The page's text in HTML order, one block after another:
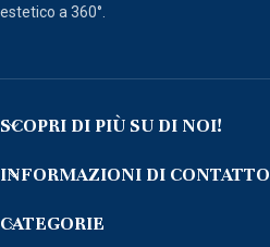
estetico a 360°.
SCOPRI DI PIÙ SU DI NOI!
INFORMAZIONI DI CONTATTO
CATEGORIE